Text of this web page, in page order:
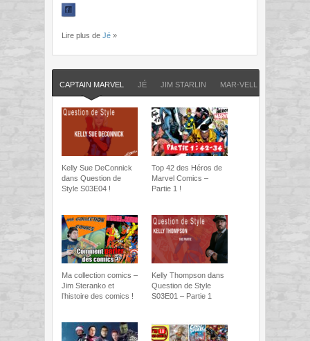
Lire plus de Jé »
CAPTAIN MARVEL JÉ JIM STARLIN MAR-VELL
Kelly Sue DeConnick
dans Question de
Style S03E04 !
Top 42 des Héros de
Marvel Comics –
Partie 1 !
Ma collection comics –
Jim Steranko et
l’histoire des comics !
Kelly Thompson dans
Question de Style
S03E01 – Partie 1